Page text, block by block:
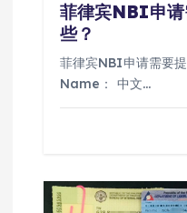
菲律宾NBI申请
些？
菲律宾NBI申请需要
Name： 中文…